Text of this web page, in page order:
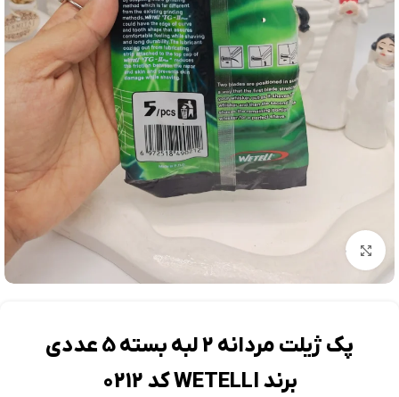
بزرگنمایی تصویر
پک ژیلت مردانه 2 لبه بسته 5 عددی
برند WETELLI کد 0212